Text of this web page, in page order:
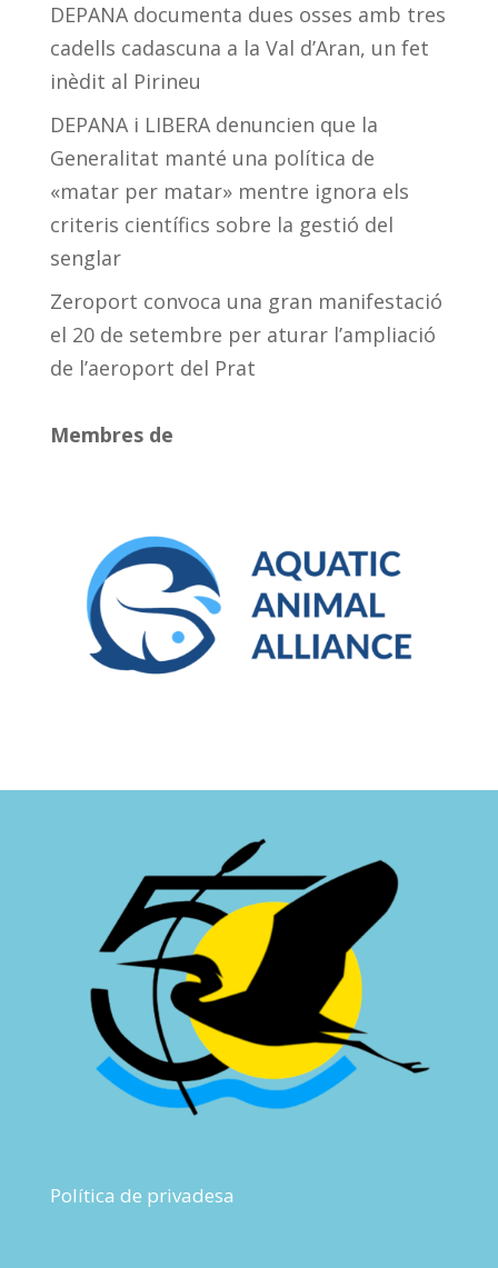
DEPANA documenta dues osses amb tres
cadells cadascuna a la Val d’Aran, un fet
inèdit al Pirineu
DEPANA i LIBERA denuncien que la
Generalitat manté una política de
«matar per matar» mentre ignora els
criteris científics sobre la gestió del
senglar
Zeroport convoca una gran manifestació
el 20 de setembre per aturar l’ampliació
de l’aeroport del Prat
Membres de
Política de privadesa